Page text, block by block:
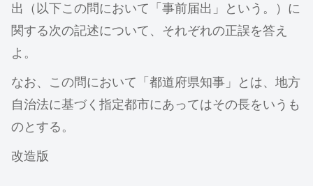
出（以下この問において「事前届出」という。）に
関する次の記述について、それぞれの正誤を答え
よ。
なお、この問において「都道府県知事」とは、地方
自治法に基づく指定都市にあってはその長をいうも
のとする。
改造版